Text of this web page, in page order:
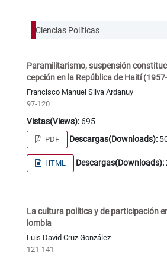
Ciencias Políticas
Paramilitarismo, suspensión
cepción en la República de Haití
Francisco Manuel Silva Ardanuy
97-120
Vistas(Views):695
PDF Descargas(Downloads):
HTML Descargas(Downloads):
La cultura política y de participación
lombia
Luis David Cruz González
121-141